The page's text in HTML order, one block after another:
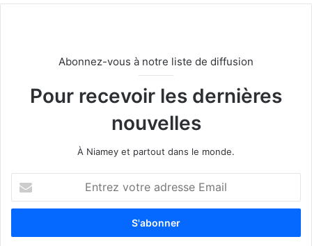
Abonnez-vous à notre liste de diffusion
Pour recevoir les dernières
nouvelles
À Niamey et partout dans le monde.
t
e